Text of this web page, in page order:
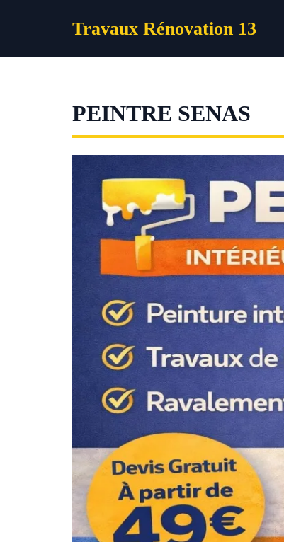
Travaux Rénovation 13
PEINTRE SENAS